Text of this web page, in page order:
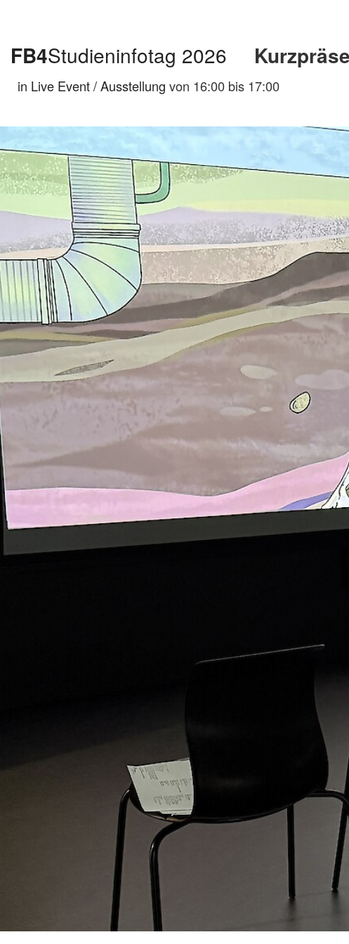
FB4Studieninfotag 2026
in Live Event / Ausstellung von 16:00 bis 17:00